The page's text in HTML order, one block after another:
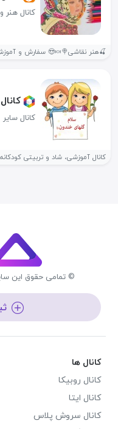
کانال هنر
🍒هنر نقاشی🍭🍬😍 سفارش و آموزش
کانال سایر
کانال آموزشی، شاد و تربیتی
© تمامی حقوق این
کانال ها
کانال روبیکا
کانال ایتا
کانال سروش پلاس